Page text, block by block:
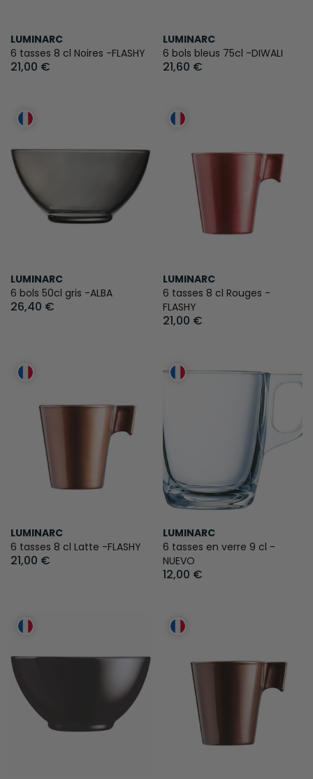
LUMINARC
6 tasses 8 cl Noires -FLASHY
21,00 €
LUMINARC
6 bols bleus 75cl -DIWALI
21,60 €
LUMINARC
6 bols 50cl gris -ALBA
26,40 €
LUMINARC
6 tasses 8 cl Rouges -
FLASHY
21,00 €
LUMINARC
6 tasses 8 cl Latte -FLASHY
21,00 €
LUMINARC
6 tasses en verre 9 cl -
NUEVO
12,00 €